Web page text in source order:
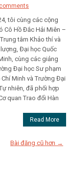
tôi cùng các cộng
Cô Hồ Đắc Hải Miên –
tâm Khảo thí và
Đại học Quốc
cùng các giảng
Đại học Sư phạm
Chí Minh và Trường Đại
nhiên, đã phối hợp
quan Trao đổi Hàn
Read More
Bài đăng cũ hơn →